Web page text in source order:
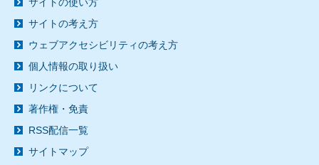
サイトの考え方
ウェブアクセシビリティの考え方
個人情報の取り扱い
リンクについて
著作権・免責
RSS配信一覧
サイトマップ